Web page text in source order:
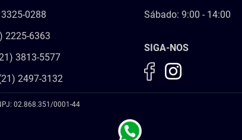
0288
2225-6363
3813-5577
2497-3132
Sábado: 9:00 - 14:00
SIGA-NOS
02.868.351/0001-44